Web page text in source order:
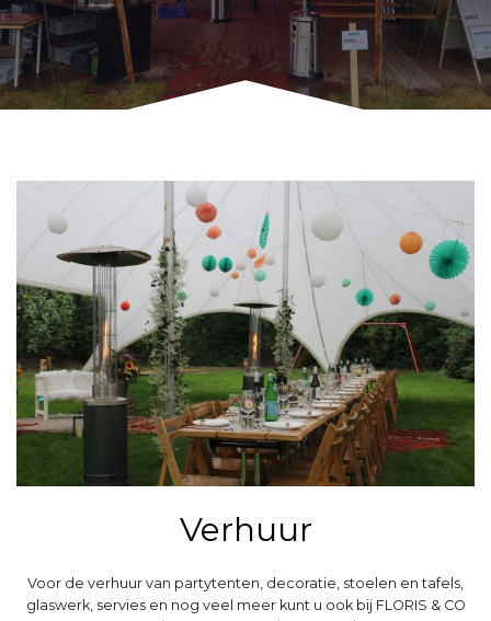
Verhuur
Voor de verhuur van partytenten, decoratie, stoelen en tafels,
glaswerk, servies en nog veel meer kunt u ook bij FLORIS & CO